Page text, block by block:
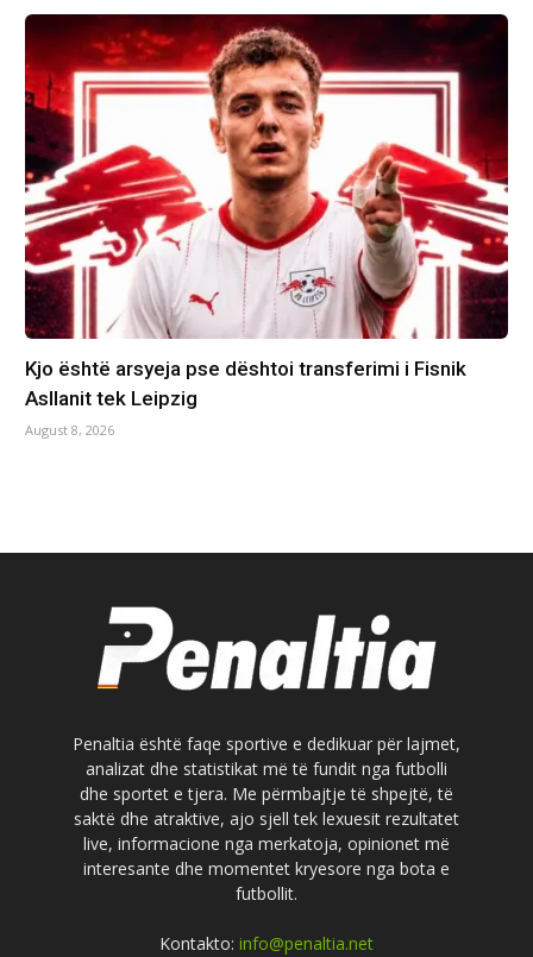
Kjo është arsyeja pse dështoi transferimi i Fisnik
Asllanit tek Leipzig
August 8, 2026
Penaltia është faqe sportive e dedikuar për lajmet,
analizat dhe statistikat më të fundit nga futbolli
dhe sportet e tjera. Me përmbajtje të shpejtë, të
saktë dhe atraktive, ajo sjell tek lexuesit rezultatet
live, informacione nga merkatoja, opinionet më
interesante dhe momentet kryesore nga bota e
futbollit.
Kontakto: info@penaltia.net